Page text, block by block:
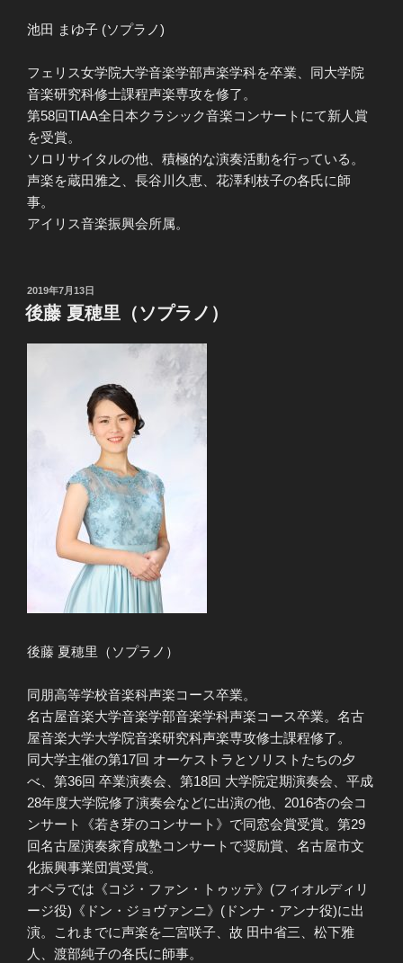
池田 まゆ子 (ソプラノ)
フェリス女学院大学音楽学部声楽学科を卒業、同大学院
音楽研究科修士課程声楽専攻を修了。
第58回TIAA全日本クラシック音楽コンサートにて新人賞
を受賞。
ソロリサイタルの他、積極的な演奏活動を行っている。
声楽を蔵田雅之、長谷川久恵、花澤利枝子の各氏に師
事。
アイリス音楽振興会所属。
投
稿
日:
2019年7月13日
後藤 夏穂里（ソプラノ）
後藤 夏穂里（ソプラノ）
同朋高等学校音楽科声楽コース卒業。
名古屋音楽大学音楽学部音楽学科声楽コース卒業。名古
屋音楽大学大学院音楽研究科声楽専攻修士課程修了。
同大学主催の第17回 オーケストラとソリストたちの夕
べ、第36回 卒業演奏会、第18回 大学院定期演奏会、平成
28年度大学院修了演奏会などに出演の他、2016杏の会コ
ンサート《若き芽のコンサート》で同窓会賞受賞。第29
回名古屋演奏家育成塾コンサートで奨励賞、名古屋市文
化振興事業団賞受賞。
オペラでは《コジ・ファン・トゥッテ》(フィオルディリ
ージ役)《ドン・ジョヴァンニ》(ドンナ・アンナ役)に出
演。これまでに声楽を二宮咲子、故 田中省三、松下雅
人、渡部純子の各氏に師事。